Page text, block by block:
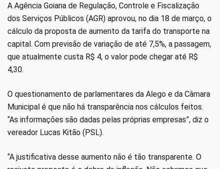
A Agência Goiana de Regulação, Controle e Fiscalização
dos Serviços Públicos (AGR) aprovou, no dia 18 de março, o
cálculo da proposta de aumento da tarifa do transporte na
capital. Com previsão de variação de até 7,5%, a passagem,
que atualmente custa R$ 4, o valor pode chegar até R$
4,30.
O questionamento de parlamentares da Alego e da Câmara
Municipal é que não há transparência nos cálculos feitos.
“As informações são dadas pelas próprias empresas”, diz o
vereador Lucas Kitão (PSL).
“A justificativa desse aumento não é tão transparente. O